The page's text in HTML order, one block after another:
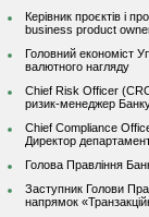
Керівник проєктів і
business product
Головний економіст
валютного нагляду
Chief Risk Officer
ризик-менеджер
Chief Compliance
Директор
Голова Правління
Заступник Голови
напрямок